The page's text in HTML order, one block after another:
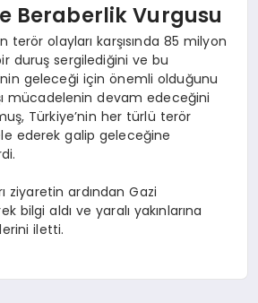
Beraberlik Vurgusu
terör olayları karşısında 85 milyon
duruş sergilediğini ve bu
geleceği için önemli olduğunu
mücadelenin devam edeceğini
Türkiye’nin her türlü terör
ederek galip geleceğine
ziyaretin ardından Gazi
bilgi aldı ve yaralı yakınlarına
iletti.